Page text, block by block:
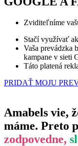
Zviditeľníme
Stačí využívať
Vaša prevádzka
kampane v sieti
Táto platená
PRIDAŤ MOJU
Amabels vie,
máme. Preto
zodpovedne,